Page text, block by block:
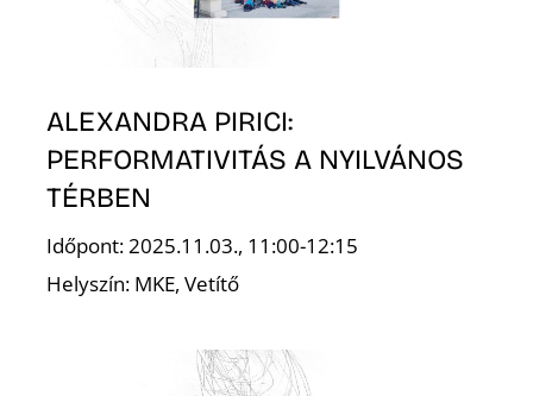
ALEXANDRA PIRICI:
PERFORMATIVITÁS A NYILVÁNOS
TÉRBEN
Időpont: 2025.11.03., 11:00-12:15
Helyszín: MKE, Vetítő